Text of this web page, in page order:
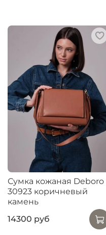
Сумка кожаная Deboro
30923 коричневый
камень
14300 руб